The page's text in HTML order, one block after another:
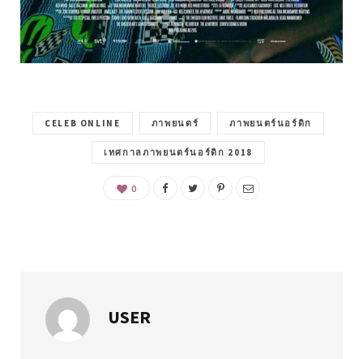
CELEB ONLINE ภาพยนตร์ ภาพยนตร์นอร์ดิก
เทศกาลภาพยนตร์นอร์ดิก 2018
0
USER